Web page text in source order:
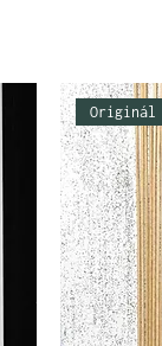
Originál